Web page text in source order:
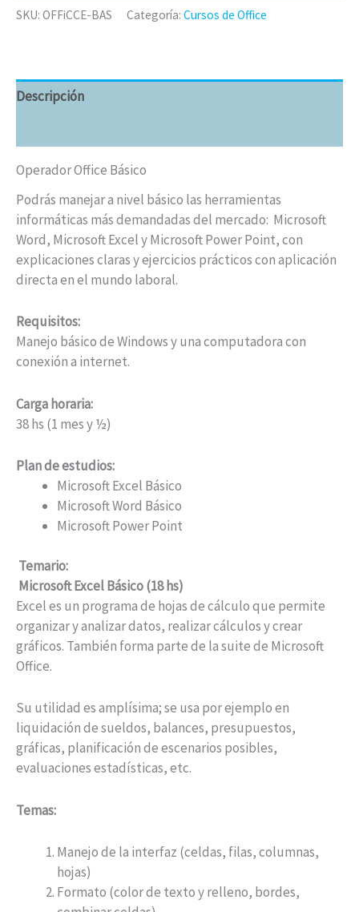
SKU: OFFiCCE-BAS Categoría: Cursos de Office
Descripción
Operador Office Básico
Podrás manejar a nivel básico las herramientas
informáticas más demandadas del mercado: Microsoft
Word, Microsoft Excel y Microsoft Power Point, con
explicaciones claras y ejercicios prácticos con aplicación
directa en el mundo laboral.
Requisitos:
Manejo básico de Windows y una computadora con
conexión a internet.
Carga horaria:
38 hs (1 mes y ½)
Plan de estudios:
Microsoft Excel Básico
Microsoft Word Básico
Microsoft Power Point
Temario:
Microsoft Excel Básico (18 hs)
Excel es un programa de hojas de cálculo que permite
organizar y analizar datos, realizar cálculos y crear
gráficos. También forma parte de la suite de Microsoft
Office.
Su utilidad es amplísima; se usa por ejemplo en
liquidación de sueldos, balances, presupuestos,
gráficas, planificación de escenarios posibles,
evaluaciones estadísticas, etc.
Temas:
Manejo de la interfaz (celdas, filas, columnas,
hojas)
Formato (color de texto y relleno, bordes,